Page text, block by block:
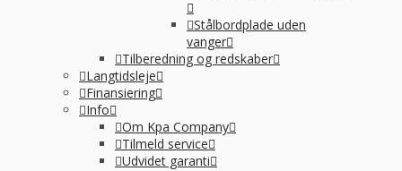
Stålbordplade uden
vanger
Tilberedning og redskaber
Langtidsleje
Finansiering
Info
Om Kpa Company
Tilmeld service
Udvidet garanti